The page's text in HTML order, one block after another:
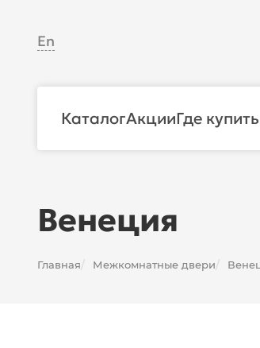
En
КаталогАкцииГде купить
Венеция
Главная/ Межкомнатные двери/